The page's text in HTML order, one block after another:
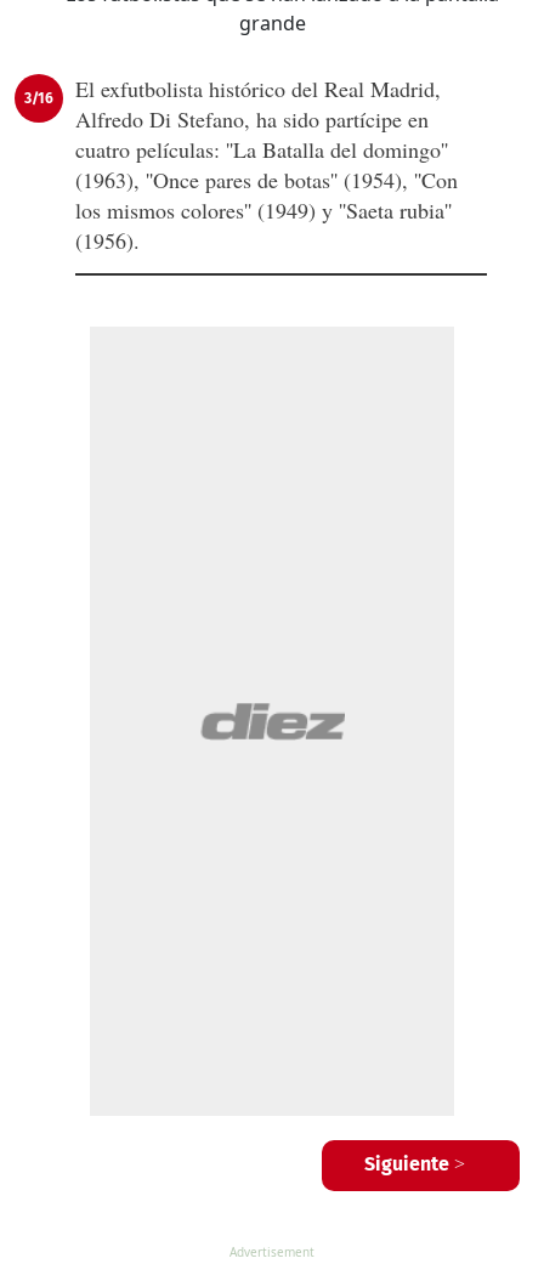
3/16
El exfutbolista histórico del Real Madrid,
Alfredo Di Stefano, ha sido partícipe en
cuatro películas: ''La Batalla del domingo''
(1963), ''Once pares de botas'' (1954), ''Con
los mismos colores'' (1949) y ''Saeta rubia''
(1956).
Siguiente >